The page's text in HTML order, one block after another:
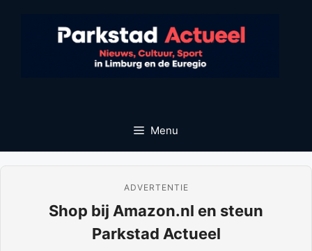
Menu
ADVERTENTIE
Shop bij Amazon.nl en steun
Parkstad Actueel